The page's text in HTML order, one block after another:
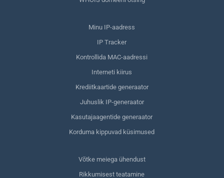
Minu IP-aadress
IP Tracker
Kontrollida MAC-aadressi
Interneti kiirus
Krediitkaartide generaator
Juhuslik IP-generaator
Kasutajaagentide generaator
Korduma kippuvad küsimused
Võtke meiega ühendust
Rikkumisest teatamine